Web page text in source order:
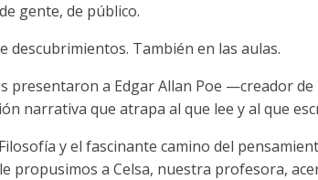
gente, de público.
descubrimientos. También en las aulas.
presentaron a Edgar Allan Poe —creador
narrativa que atrapa al que lee y al que
y el fascinante camino del
propusimos a Celsa, nuestra profesora,